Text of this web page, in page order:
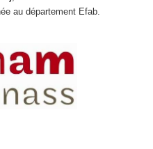
au département Efab.